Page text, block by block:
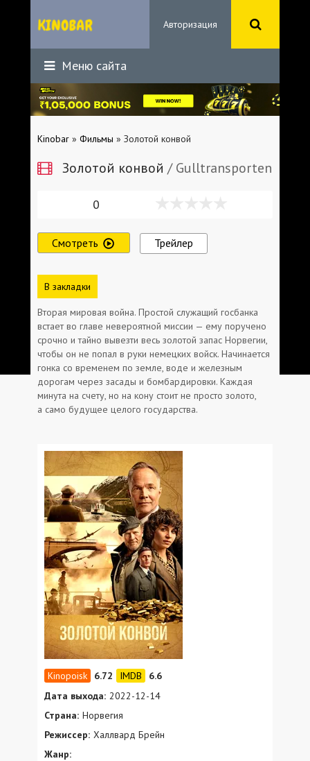
Авторизация
Меню сайта
Kinobar » Фильмы » Золотой конвой
Золотой конвой / Gulltransporten
0
Смотреть Трейлер
В закладки
Вторая мировая война. Простой служащий госбанка
встает во главе невероятной миссии — ему поручено
срочно и тайно вывезти весь золотой запас Норвегии,
чтобы он не попал в руки немецких войск. Начинается
гонка со временем по земле, воде и железным
дорогам через засады и бомбардировки. Каждая
минута на счету, но на кону стоит не просто золото,
а само будущее целого государства.
6.72
6.6
Дата выхода: 2022-12-14
Страна: Норвегия
Режиссер: Халлвард Брейн
Жанр: